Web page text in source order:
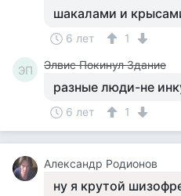
шакалами и
6 лет 1
ЭП Элвис Покинул Здание
разные люди-не
6 лет 1
Александр Родионов
ну я крутой